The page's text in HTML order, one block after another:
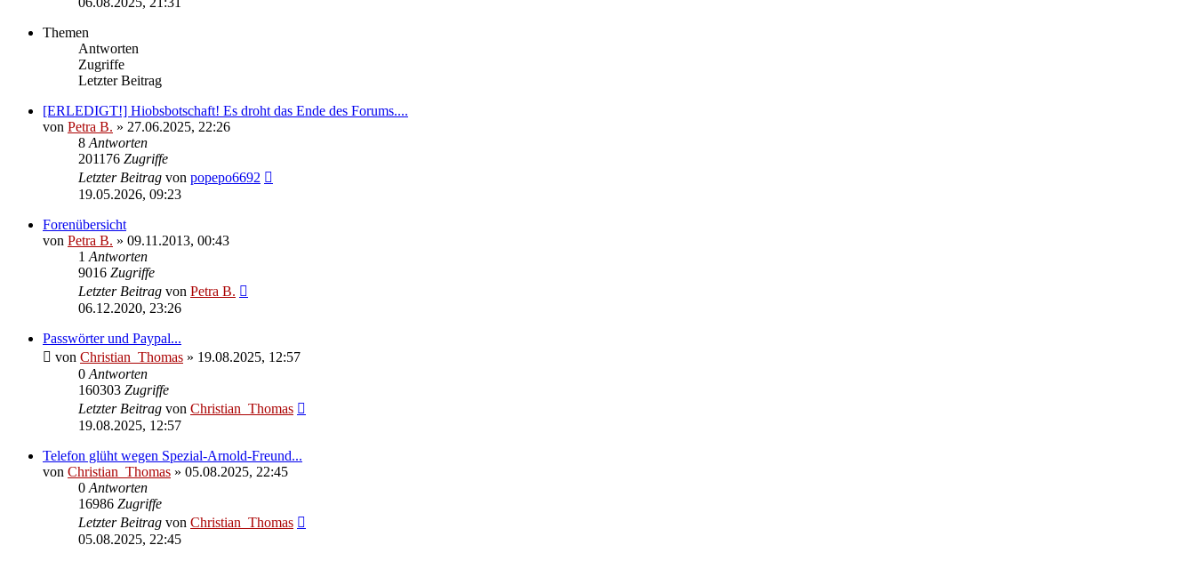
Themen
Antworten
Zugriffe
Letzter Beitrag
[ERLEDIGT!] Hiobsbotschaft! Es droht das Ende des Forums....
von Petra B. » 27.06.2025, 22:26
8Antworten
201176 Zugriffe
Letzter Beitrag von popepo6692
19.05.2026, 09:23
Forenübersicht
von Petra B. » 09.11.2013, 00:43
1Antworten
9016 Zugriffe
Letzter Beitrag von Petra B.
06.12.2020, 23:26
Passwörter und Paypal...
von Christian_Thomas » 19.08.2025, 12:57
0Antworten
160303 Zugriffe
Letzter Beitrag von Christian_Thomas
19.08.2025, 12:57
Telefon glüht wegen Spezial-Arnold-Freund...
von Christian_Thomas » 05.08.2025, 22:45
0Antworten
16986 Zugriffe
Letzter Beitrag von Christian_Thomas
05.08.2025, 22:45